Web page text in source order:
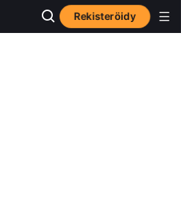
Rekisteröidy